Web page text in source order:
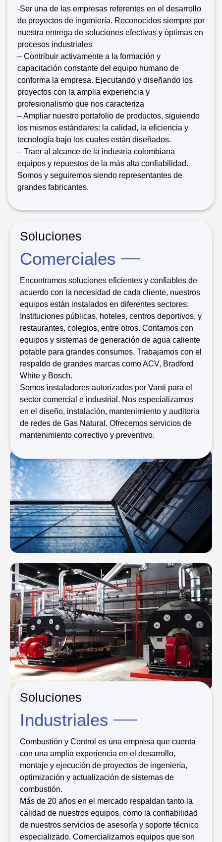
-Ser una de las empresas referentes en el desarrollo
de proyectos de ingeniería. Reconocidos siempre por
nuestra entrega de soluciones efectivas y óptimas en
procesos industriales
– Contribuir activamente a la formación y
capacitación constante del equipo humano de
conforma la empresa. Ejecutando y diseñando los
proyectos con la amplia experiencia y
profesionalismo que nos caracteriza
– Ampliar nuestro portafolio de productos, siguiendo
los mismos estándares: la calidad, la eficiencia y
tecnología bajo los cuales están diseñados.
– Traer al alcance de la industria colombiana
equipos y repuestos de la más alta confiabilidad.
Somos y seguiremos siendo representantes de
grandes fabricantes.
Soluciones
Comerciales
Encontramos soluciones eficientes y confiables de
acuerdo con la necesidad de cada cliente, nuestros
equipos están instalados en diferentes sectores:
Instituciones públicas, hoteles, centros deportivos, y
restaurantes, colegios, entre otros. Contamos con
equipos y sistemas de generación de agua caliente
potable para grandes consumos. Trabajamos con el
respaldo de grandes marcas como ACV, Bradford
White y Bosch.
Somos instaladores autorizados por Vanti para el
sector comercial e industrial. Nos especializamos
en el diseño, instalación, mantenimiento y auditoria
de redes de Gas Natural. Ofrecemos servicios de
mantenimiento correctivo y preventivo.
Soluciones
Industriales
Combustión y Control es una empresa que cuenta
con una amplia experiencia en el desarrollo,
montaje y ejecución de proyectos de ingeniería,
optimización y actualización de sistemas de
combustión.
Más de 20 años en el mercado respaldan tanto la
calidad de nuestros equipos, como la confiabilidad
de nuestros servicios de asesoría y soporte técnico
especializado. Comercializamos equipos que son